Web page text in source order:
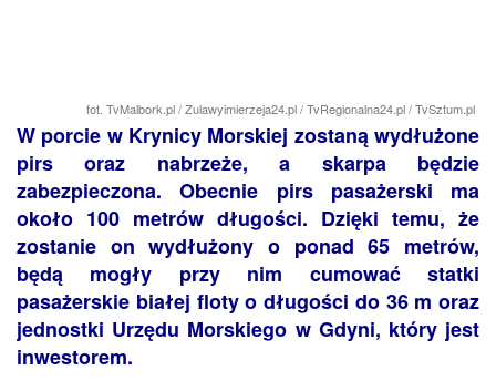
fot. TvMalbork.pl / Zulawyimierzeja24.pl / TvRegionalna24.pl / TvSztum.pl
W porcie w Krynicy Morskiej zostaną wydłużone
pirs oraz nabrzeże, a skarpa będzie
zabezpieczona. Obecnie pirs pasażerski ma
około 100 metrów długości. Dzięki temu, że
zostanie on wydłużony o ponad 65 metrów,
będą mogły przy nim cumować statki
pasażerskie białej floty o długości do 36 m oraz
jednostki Urzędu Morskiego w Gdyni, który jest
inwestorem.